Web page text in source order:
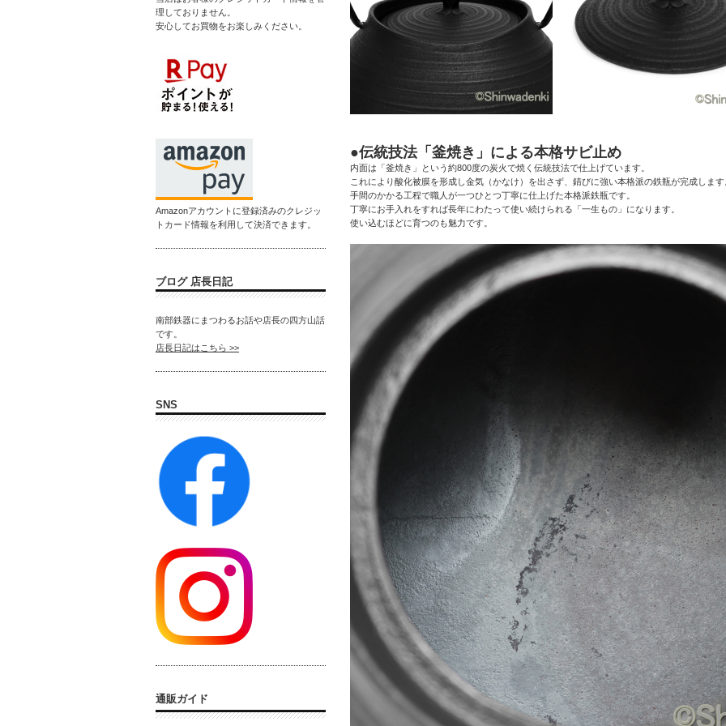
●伝統技法「釜焼き」による本格サビ止め
内面は「釜焼き」という約800度の炭火で焼く伝統技法で仕上げています。
これにより酸化被膜を形成し金気（かなけ）を出さず、錆びに強い本格派の鉄瓶が完成します
手間のかかる工程で職人が一つひとつ丁寧に仕上げた本格派鉄瓶です。
丁寧にお手入れをすれば長年にわたって使い続けられる「一生もの」になります。
使い込むほどに育つのも魅力です。
理しておりません。
安心してお買物をお楽しみください。
Amazonアカウントに登録済みのクレジッ
トカード情報を利用して決済できます。
ブログ 店長日記
南部鉄器にまつわるお話や店長の四方山話
です。
店長日記はこちら >>
SNS
通販ガイド